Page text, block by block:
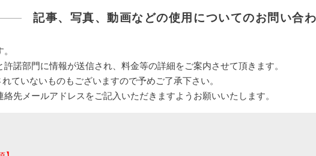
記事、写真、動画などの使用についてのお問い合
諾部門に情報が送信され、料金等の詳細をご案内させて頂きます。
ていないものもございますので予めご了承下さい。
先メールアドレスをご記入いただきますようお願いいたします。